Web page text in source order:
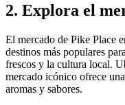
2. Explora el
El mercado de Pike Place
destinos más populares
frescos y la cultura local.
mercado icónico ofrece
aromas y sabores.